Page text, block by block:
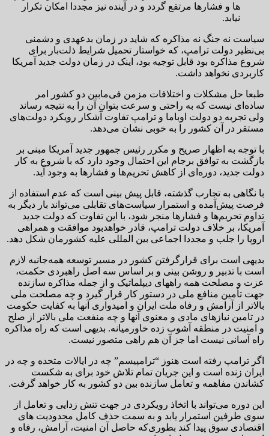
ها و فشارها مرتفع گردد و در آینده نیز مجددا امکان تکرار
نیابد.
سیاست نه جنگ نه مذاکره که شاید در زمان بدعهدی و دشمنی
بی‌نظیر دولت ترامپ، که خواستار تحمیل شرایط ذلت‌بار برای
شروع مذاکره بود قابل توجیه بود، اینک در زمان دولت جدید آمریکا
کاربردی نخواهد داشت.
طبعا حل مشکلات و اختلافات مزمن فی‌مابین دو کشور امر
ساده‌ای نیست که به راحتی و سرعت بتوان آن را به نتیجه رساند
ولی تجربه دو دولت اوباما و ترامپ تفاوت آشکار رویکرد دولت‌های
مستقر در آن کشور را به خوبی نشان می‌دهد.
با توجه به اظهار صریح و مکرر رئیس جمهور جدید آمریکا مبنی بر
بازگشت به توافق برجام این احتمال وجود دارد که با شروع به کار
دولت جدید، دوره‌ای از کاهش تحریم‌ها و فشارها به وجود آید.
با نگاهی به تجارب گذشته، قابل پیش بینی است که عدم استفاده از
فرصت پیش‌آمده و استمرار سیاست‌های تقابلی می‌تواند بار دیگر به
تداوم تحریم‌ها و فشارها منجر شود، با این تفاوت که دولت جدید
آمریکا، بر خلاف دولت ترامپ، قادر خواهد‌بود موافقت و همراهی
اروپا را جلب و مجددا اجماعی بین المللی علیه کشورمان شکل دهد.
بدیهی است برای قرارگرفتن کشور در مسیر توسعه همه‌جانبه لازم
است با تدبیر و روشن بینی و بر اساس سه اصل راهبردی حکمت،
عزت و مصلحت همه راههای دیپلماتیک و از جمله مذاکره سازنده
جهت تأمین منافع ملی در دستور کار قرار گیرد و چه مصلحت ملی
بالاتر از آرامش و رفاه ملت ایران و امیدواری آنها به کفایت حکومت
در تامین نیازهای مادی و معنوی آنها و چه منفعت ملی بالاتر از صلح
و امنیت در منطقه آشوب زده خاورمیانه. بدیهی است که راه مذاکره
راه آسانی نیست اما جز آن هم راهی متصور نیست.
اگر ترامپ رفته است هنوز “ترامپیسم” چه در ایالات متحده و چه در
ایران زنده است و این جریان تمام تلاش خود برای به شکست
کشاندن مفاهمه و تعامل سازنده بین دو کشور به کار خواهد گرفت.
این دوره می‌تواند با اتخاذ رویکردی در جهت تنش زدایی و تعامل از
سوی طرفین استمرار یابد و به سمت حذف کامل محدودیت های
اقتصادی سوق پیدا کند بطوری‌که حاصل آن امنیت، آرامش، رفاه و